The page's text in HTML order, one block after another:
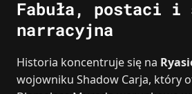
Fabuła, postaci i
narracyjna
Historia koncentruje się na
wojowniku Shadow Carja, który